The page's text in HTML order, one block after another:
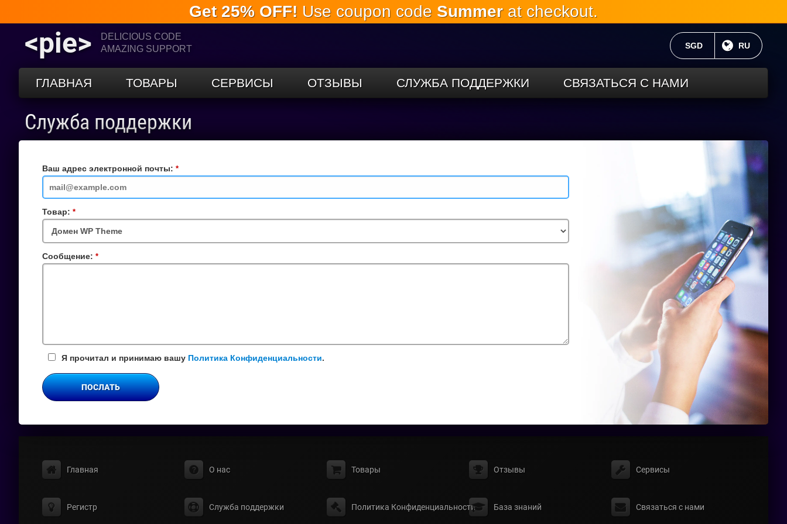
Перейти к
основному
Get 25% OFF! Use coupon code Summerat checkout.
<pie>
DELICIOUS CODE
AMAZING SUPPORT
ТЕКУЩИЙ
RU
ТЕКУЩАЯ ВАЛЮТА:
SGD
ГЛАВНАЯ ТОВАРЫ СЕРВИСЫ ОТЗЫВЫ СЛУЖБА ПОДДЕРЖКИ СВЯЗАТЬСЯ С НАМИ
Служба поддержки
Ваш адрес электронной почты:
поле
Товар:
поле
Сообщение:
поле
Я прочитал и принимаю вашу Политика Конфиденциальности.
ПОСЛАТЬ
Главная О нас Товары Отзывы Сервисы
Регистр Служба поддержки Политика Конфиденциальности База знаний Связаться с нами